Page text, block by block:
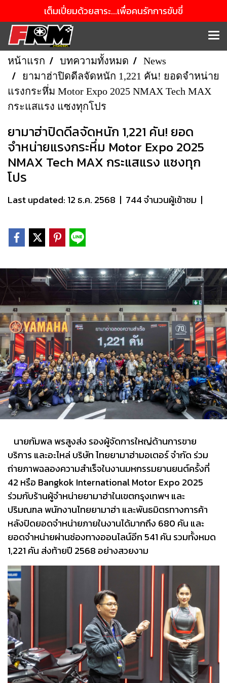
เต็มเปี่ยมด้วยสาระ...เพื่อคนรักการขับขี่
หน้าแรก บทความทั้งหมด
News
ยามาฮ่าปิดดีลจัดหนัก 1,221 คัน! ยอดจำหน่าย
แรงกระหึ่ม Motor Expo 2025 NMAX Tech MAX
กระแสแรง แซงทุกโปร
ยามาฮ่าปิดดีลจัดหนัก 1,221 คัน! ยอด
จำหน่ายแรงกระหึ่ม Motor Expo 2025
NMAX Tech MAX กระแสแรง แซงทุก
โปร
Last updated: 12 ธ.ค. 2568 | 744 จำนวนผู้เข้าชม |
นายกัมพล พรสูงส่ง รองผู้จัดการใหญ่ด้านการขาย
บริการ และอะไหล่ บริษัท ไทยยามาฮ่ามอเตอร์ จำกัด ร่วม
ถ่ายภาพฉลองความสำเร็จในงานมหกรรมยานยนต์ครั้งที่
42 หรือ Bangkok International Motor Expo 2025
ร่วมกับร้านผู้จำหน่ายยามาฮ่าในเขตกรุงเทพฯ และ
ปริมณฑล พนักงานไทยยามาฮ่า และพันธมิตรทางการค้า
หลังปิดยอดจำหน่ายภายในงานได้มากถึง 680 คัน และ
ยอดจำหน่ายผ่านช่องทางออนไลน์อีก 541 คัน รวมทั้งหมด
1,221 คัน ส่งท้ายปี 2568 อย่างสวยงาม